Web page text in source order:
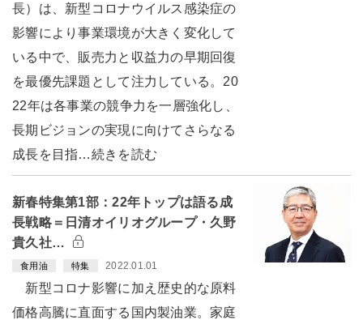
長）は、新型コロナウイルス感染症の
影響により事業環境が大きく変化して
いる中で、販売力と収益力の早期回復
を最優先課題として注力している。20
22年は各事業の競争力を一層強化し、
長期ビジョンの実現に向けてさらなる
成長を目指…続きを読む
新春特集第1部：22年トップは語る成
長戦略＝日清オイリオグループ・久野
貴久社…
食用油 特集 2022.01.01
新型コロナ影響に加え歴史的な原料
価格高騰に直面する国内製油業。家庭